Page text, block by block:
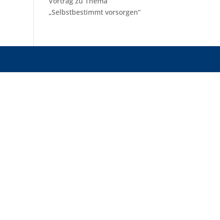
„Selbstbestimmt vorsorgen“